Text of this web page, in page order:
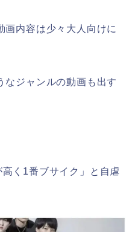
画内容は少々大人向けに
なジャンルの動画も出す
く1番ブサイク」と自虐